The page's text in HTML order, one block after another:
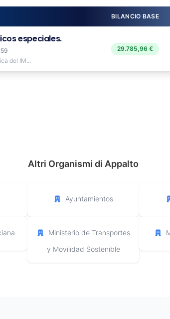
BILANCIO BASE
especiales.
del IM...
29.785,96 €
Altri Organismi di Appalto
Ayuntamientos
Ministerio de Transportes
y Movilidad Sostenible